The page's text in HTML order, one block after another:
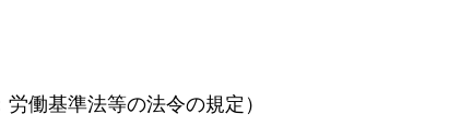
働基準法等の法令の規定）